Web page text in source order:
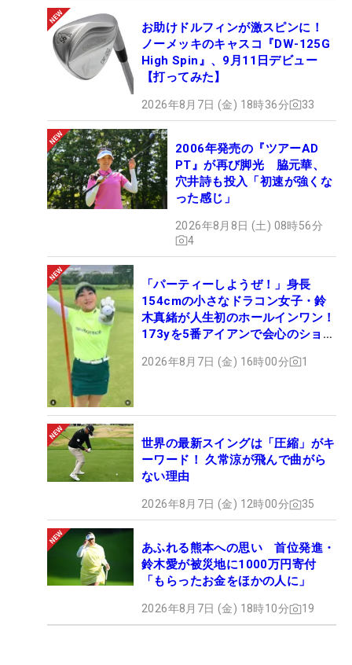
お助けドルフィンが激スピンに！
ノーメッキのキャスコ『DW-125G
High Spin』、9月11日デビュー
【打ってみた】
2026年8月7日 (金) 18時36分 33
2006年発売の『ツアーAD
PT』が再び脚光 脇元華、
穴井詩も投入「初速が強くな
った感じ」
2026年8月8日 (土) 08時56分
4
「パーティーしようぜ！」身長
154cmの小さなドラコン女子・鈴
木真緒が人生初のホールインワン！
173yを5番アイアンで会心のショッ
2026年8月7日 (金) 16時00分 1
世界の最新スイングは「圧縮」がキ
ーワード！ 久常涼が飛んで曲がら
ない理由
2026年8月7日 (金) 12時00分 35
あふれる熊本への思い 首位発進・
鈴木愛が被災地に1000万円寄付
「もらったお金をほかの人に」
2026年8月7日 (金) 18時10分 19